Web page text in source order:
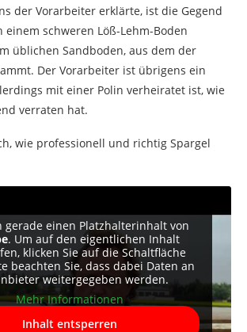
der Vorarbeiter erklärte, ist die Gegend
einem schweren Löß-Lehm-Boden
üblichen Sandboden, aus dem der
Der Vorarbeiter ist übrigens ein
mit einer Polin verheiratet ist, wie
verraten hat.
wie professionell und richtig Spargel
gerade einen Platzhalterinhalt von
. Um auf den eigentlichen Inhalt
klicken Sie auf die Schaltfläche
beachten Sie, dass dabei Daten an
weitergegeben werden.
Mehr Informationen
Inhalt entsperren